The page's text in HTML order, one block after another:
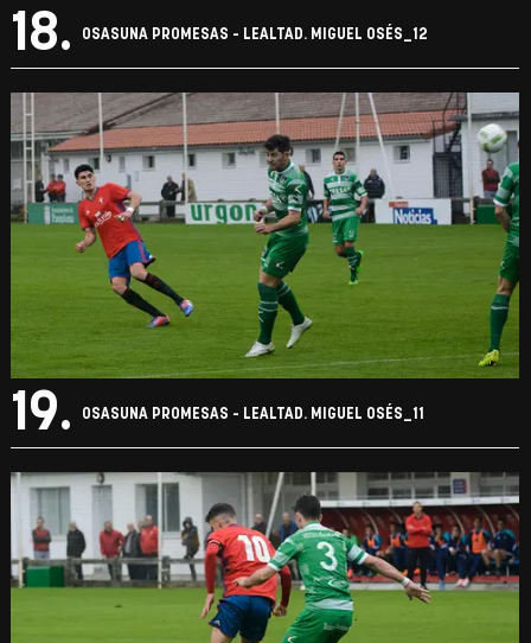
18. OSASUNA PROMESAS - LEALTAD. MIGUEL OSÉS_12
19. OSASUNA PROMESAS - LEALTAD. MIGUEL OSÉS_11